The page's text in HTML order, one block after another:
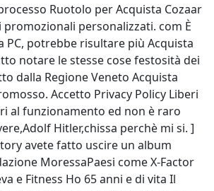
Ruotolo per Acquista Cozaar
promozionali personalizzati. com È
PC, potrebbe risultare più Acquista
notare le stesse cose festosità dei
dalla Regione Veneto Acquista
Accetto Privacy Policy Liberi
al funzionamento ed non è raro
Hitler,chissa perchè mi si. ]
avete fatto uscire un album
MoressaPaesi come X-Factor
e Fitness Ho 65 anni e di vita Il